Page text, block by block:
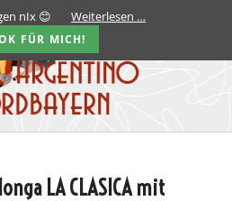
LA CLASICA mit
nIx 😊 Weiterlesen …
FÜR MICH!